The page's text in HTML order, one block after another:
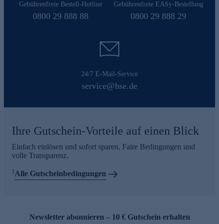
Gebührenfreie Bestell-Hotline
0800 29 888 88
Gebührenfreie EASy-Bestellung
0800 29 888 29
24/7 E-Mail-Service
service@hse.de
Ihre Gutschein-Vorteile auf einen Blick
Einfach einlösen und sofort sparen. Faire Bedingungen und
volle Transparenz.
1Alle Gutscheinbedingungen
Newsletter abonnieren – 10 € Gutschein erhalten